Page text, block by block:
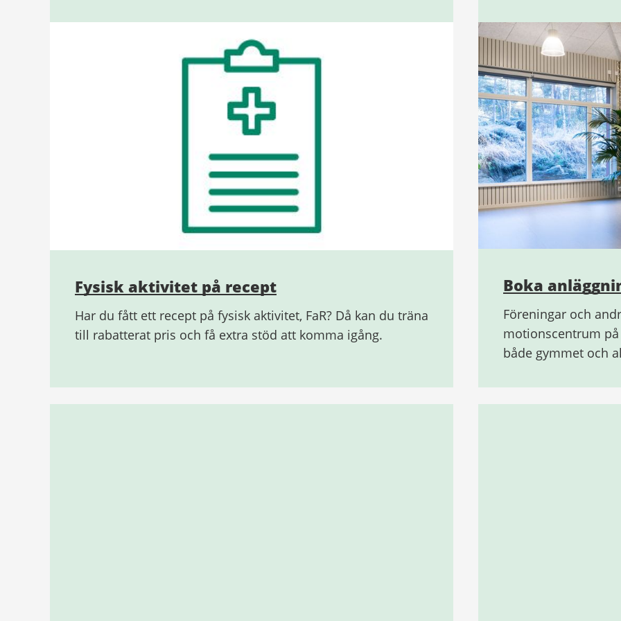
Fysisk aktivitet på recept
Har du fått ett recept på fysisk aktivitet, FaR? Då kan du träna
till rabatterat pris och få extra stöd att komma igång.
Boka
Föreningar och
motionscentrum
både gymmet och